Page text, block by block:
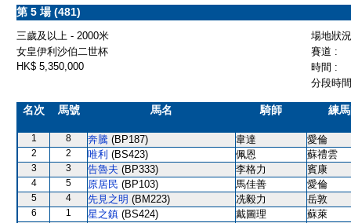
第 5 場 (481)
三歲及以上 - 2000米
場地狀
女皇伊利沙伯二世杯
賽道 :
HK$ 5,350,000
時間 :
分段時
名次 馬號 馬名 騎師 練
1 8 奔騰 (BP187) 韋達 愛倫
2 2 唯利 (BS423) 佩恩 蘇禮雲
3 3 告魯夫 (BP333) 李格力 賓康
4 5 原居民 (BP103) 馬佳善 愛倫
5 4 先見之明 (BM223) 冼毅力 岳敦
6 1 星之鎮 (BS424) 戴圖理 蘇萊